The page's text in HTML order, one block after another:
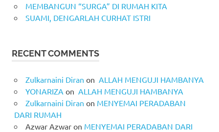
MEMBANGUN “SURGA” DI RUMAH KITA
SUAMI, DENGARLAH CURHAT ISTRI
RECENT COMMENTS
Zulkarnaini Diran on ALLAH MENGUJI HAMBANYA
YONARIZA on ALLAH MENGUJI HAMBANYA
Zulkarnaini Diran on MENYEMAI PERADABAN
DARI RUMAH
Azwar Azwaron MENYEMAI PERADABAN DARI